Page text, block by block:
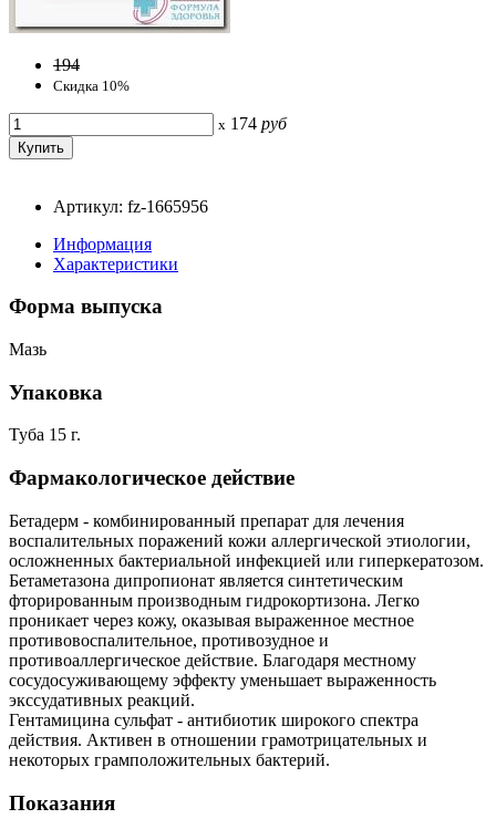
194
Скидка 10%
x 174 руб
Артикул: fz-1665956
Информация
Характеристики
Форма выпуска
Мазь
Упаковка
Туба 15 г.
Фармакологическое действие
Бетадерм - комбинированный препарат для лечения
воспалительных поражений кожи аллергической этиологии,
осложненных бактериальной инфекцией или гиперкератозом.
Бетаметазона дипропионат является синтетическим
фторированным производным гидрокортизона. Легко
проникает через кожу, оказывая выраженное местное
противовоспалительное, противозудное и
противоаллергическое действие. Благодаря местному
сосудосуживающему эффекту уменьшает выраженность
экссудативных реакций.
Гентамицина сульфат - антибиотик широкого спектра
действия. Активен в отношении грамотрицательных и
некоторых грамположительных бактерий.
Показания